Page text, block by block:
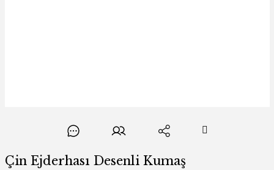
Çin Ejderhası Desenli Kumaş